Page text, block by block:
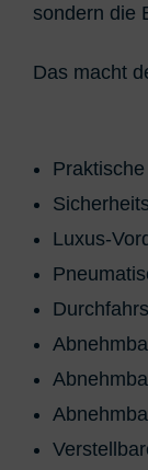
sondern die
Das macht
Luxus-